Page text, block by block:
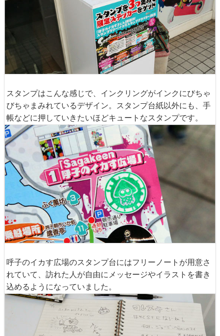
スタンプはこんな感じで、インクリングがインクにびちゃ
びちゃまみれているデザイン。スタンプ台紙以外にも、手
帳などに押していきたいほどキュートなスタンプです。
呼子のイカす広場のスタンプ台にはフリーノートが用意さ
れていて、訪れた人が自由にメッセージやイラストを書き
込めるようになっていました。